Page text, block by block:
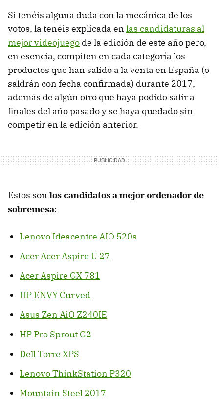
Si tenéis alguna duda con la mecánica de los
votos, la tenéis explicada en las candidaturas al
mejor videojuego de la edición de este año pero,
en esencia, compiten en cada categoría los
productos que han salido a la venta en España (o
saldrán con fecha confirmada) durante 2017,
además de algún otro que haya podido salir a
finales del año pasado y se haya quedado sin
competir en la edición anterior.
Estos son los candidatos a mejor ordenador de
sobremesa:
Lenovo Ideacentre AIO 520s
Acer Acer Aspire U 27
Acer Aspire GX 781
HP ENVY Curved
Asus Zen AiO Z240IE
HP Pro Sprout G2
Dell Torre XPS
Lenovo ThinkStation P320
Mountain Steel 2017